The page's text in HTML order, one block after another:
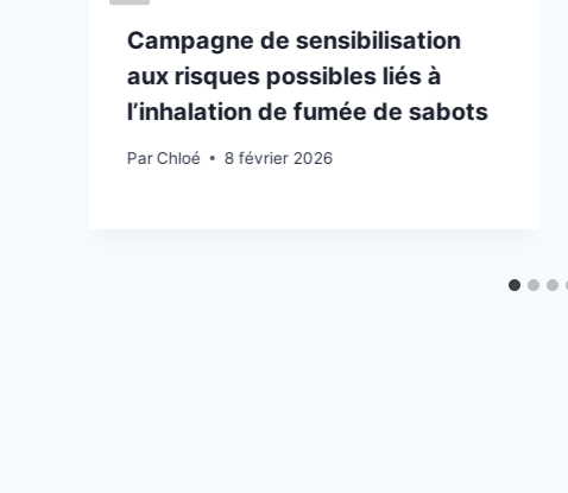
Campagne de sensibilisation
aux risques possibles liés à
l’inhalation de fumée de sabots
ParChloé 8 février 2026